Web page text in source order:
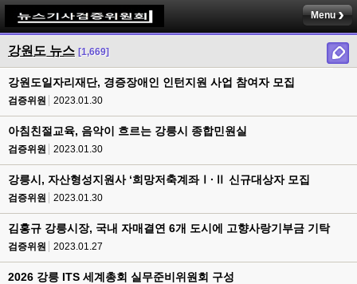
Menu
강원도 뉴스 [1,669]
강원도일자리재단, 경증장애인 인턴지원 사업 참여자 모집
검증위원 2023.01.30
아침친절교육, 음악이 흐르는 강릉시 종합민원실
검증위원 2023.01.30
강릉시, 자산형성지원사 ‘희망저축계좌Ⅰ·Ⅱ 신규대상자 모집
검증위원 2023.01.30
김홍규 강릉시장, 국내 자매결연 6개 도시에 고향사랑기부금 기탁
검증위원 2023.01.27
2026 강릉 ITS 세계총회 실무준비위원회 구성